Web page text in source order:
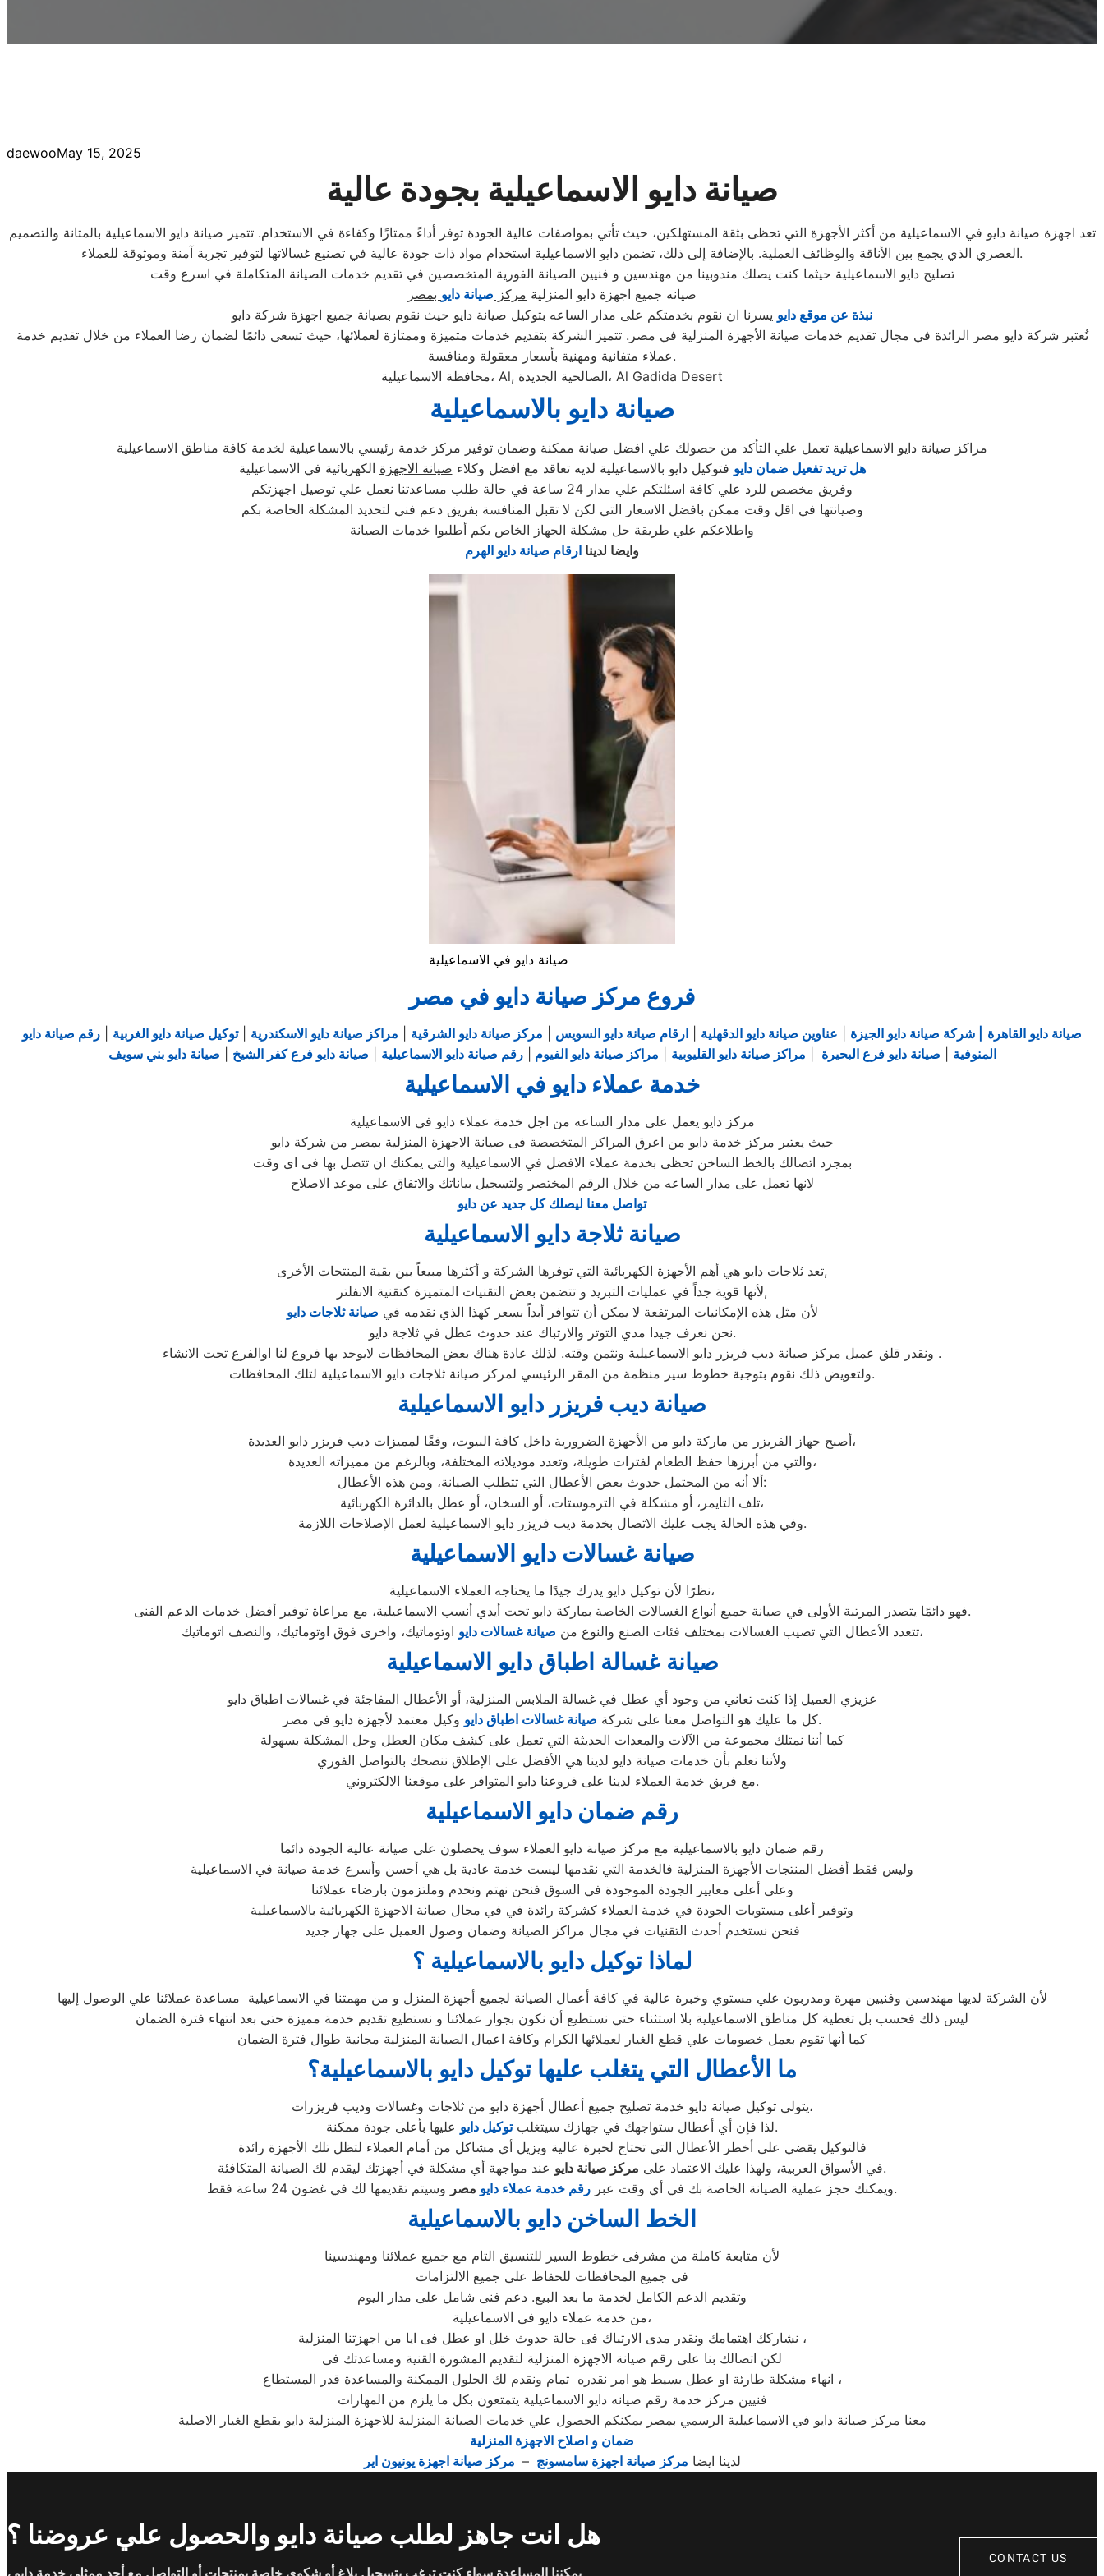
daewooMay 15, 2025
صيانة دايو الاسماعيلية بجودة عالية
تعد اجهزة صيانة دايو في الاسماعيلية من أكثر الأجهزة التي تحظى بثقة المستهلكين، حيث تأتي بمواصفات عالية الجودة توفر أداءً ممتازًا وكفاءة في الاستخدام. تتميز صيانة دايو الاسماعيلية بالمتانة والتصميم
العصري الذي يجمع بين الأناقة والوظائف العملية. بالإضافة إلى ذلك، تضمن دايو الاسماعيلية استخدام مواد ذات جودة عالية في تصنيع غسالاتها لتوفير تجربة آمنة وموثوقة للعملاء.
تصليح دايو الاسماعيلية حيثما كنت يصلك مندوبينا من مهندسين و فنيين الصيانة الفورية المتخصصين في تقديم خدمات الصيانة المتكاملة في اسرع وقت
صيانه جميع اجهزة دايو المنزلية مركز صيانة دايو بمصر
نبذة عن موقع دايو يسرنا ان نقوم بخدمتكم على مدار الساعه بتوكيل صيانة دايو حيث نقوم بصيانة جميع اجهزة شركة دايو
تُعتبر شركة دايو مصر الرائدة في مجال تقديم خدمات صيانة الأجهزة المنزلية في مصر. تتميز الشركة بتقديم خدمات متميزة وممتازة لعملائها، حيث تسعى دائمًا لضمان رضا العملاء من خلال تقديم خدمة
عملاء متفانية ومهنية بأسعار معقولة ومنافسة.
محافظة الاسماعيلية، Al, الصالحية الجديدة، Al Gadida Desert
صيانة دايو بالاسماعيلية
مراكز صيانة دايو الاسماعيلية تعمل علي التأكد من حصولك علي افضل صيانة ممكنة وضمان توفير مركز خدمة رئيسي بالاسماعيلية لخدمة كافة مناطق الاسماعيلية
هل تريد تفعيل ضمان دايو فتوكيل دايو بالاسماعيلية لديه تعاقد مع افضل وكلاء صيانة الاجهزة الكهربائية في الاسماعيلية
وفريق مخصص للرد علي كافة اسئلتكم علي مدار 24 ساعة في حالة طلب مساعدتنا نعمل علي توصيل اجهزتكم
وصيانتها في اقل وقت ممكن بافضل الاسعار التي لكن لا تقبل المنافسة بفريق دعم فني لتحديد المشكلة الخاصة بكم
واطلاعكم علي طريقة حل مشكلة الجهاز الخاص بكم أطلبوا خدمات الصيانة
وايضا لدينا ارقام صيانة دايو الهرم
صيانة دايو في الاسماعيلية
فروع مركز صيانة دايو في مصر
صيانة دايو القاهرة | شركة صيانة دايو الجيزة عناوين صيانة دايو الدقهلية ارقام صيانة دايو السويس مركز صيانة دايو الشرقية مراكز صيانة دايو الاسكندرية |توكيل صيانة دايو الغربية
رقم صيانة دايو
المنوفية
صيانة دايو فرع البحيرة مراكز صيانة دايو القليوبية مراكز صيانة دايو الفيوم |رقم صيانة دايو الاسماعيلية صيانة دايو فرع كفر الشيخ صيانة دايو بني سويف
خدمة عملاء دايو في الاسماعيلية
مركز دايو يعمل على مدار الساعه من اجل خدمة عملاء دايو في الاسماعيلية
حيث يعتبر مركز خدمة دايو من اعرق المراكز المتخصصة فى صيانة الاجهزة المنزلية بمصر من شركة دايو
بمجرد اتصالك بالخط الساخن تحظى بخدمة عملاء الافضل في الاسماعيلية والتى يمكنك ان تتصل بها فى اى وقت
لانها تعمل على مدار الساعه من خلال الرقم المختصر ولتسجيل بياناتك والاتفاق على موعد الاصلاح
تواصل معنا ليصلك كل جديد عن دايو
صيانة ثلاجة دايو الاسماعيلية
تعد ثلاجات دايو هي أهم الأجهزة الكهربائية التي توفرها الشركة و أكثرها مبيعاً بين بقية المنتجات الأخرى,
لأنها قوية جداً في عمليات التبريد و تتضمن بعض التقنيات المتميزة كتقنية الانفلتر,
لأن مثل هذه الإمكانيات المرتفعة لا يمكن أن تتوافر أبداً بسعر كهذا الذي نقدمه في صيانة ثلاجات دايو
نحن نعرف جيدا مدي التوتر والارتباك عند حدوث عطل في ثلاجة دايو.
ونقدر قلق عميل مركز صيانة ديب فريزر دايو الاسماعيلية ونثمن وقته. لذلك عادة هناك بعض المحافظات لايوجد بها فروع لنا اوالفرع تحت الانشاء .
ولتعويض ذلك نقوم بتوجية خطوط سير منظمة من المقر الرئيسي لمركز صيانة ثلاجات دايو الاسماعيلية لتلك المحافظات.
صيانة ديب فريزر دايو الاسماعيلية
أصبح جهاز الفريزر من ماركة دايو من الأجهزة الضرورية داخل كافة البيوت، وفقًا لمميزات ديب فريزر دايو العديدة،
والتي من أبرزها حفظ الطعام لفترات طويلة، وتعدد موديلاته المختلفة، وبالرغم من مميزاته العديدة،
ألا أنه من المحتمل حدوث بعض الأعطال التي تتطلب الصيانة، ومن هذه الأعطال:
تلف التايمر، أو مشكلة في الترموستات، أو السخان، أو عطل بالدائرة الكهربائية،
وفي هذه الحالة يجب عليك الاتصال بخدمة ديب فريزر دايو الاسماعيلية لعمل الإصلاحات اللازمة.
صيانة غسالات دايو الاسماعيلية
نظرًا لأن توكيل دايو يدرك جيدًا ما يحتاجه العملاء الاسماعيلية،
فهو دائمًا يتصدر المرتبة الأولى في صيانة جميع أنواع الغسالات الخاصة بماركة دايو تحت أيدي أنسب الاسماعيلية، مع مراعاة توفير أفضل خدمات الدعم الفنى.
تتعدد الأعطال التي تصيب الغسالات بمختلف فئات الصنع والنوع من صيانة غسالات دايو اوتوماتيك، واخرى فوق اوتوماتيك، والنصف اتوماتيك،
صيانة غسالة اطباق دايو الاسماعيلية
عزيزي العميل إذا كنت تعاني من وجود أي عطل في غسالة الملابس المنزلية، أو الأعطال المفاجئة في غسالات اطباق دايو
كل ما عليك هو التواصل معنا على شركة صيانة غسالات اطباق دايو
وكيل معتمد لأجهزة دايو في مصر.
كما أننا نمتلك مجموعة من الآلات والمعدات الحديثة التي تعمل على كشف مكان العطل وحل المشكلة بسهولة
ولأننا نعلم بأن خدمات صيانة دايو لدينا هي الأفضل على الإطلاق ننصحك بالتواصل الفوري
مع فريق خدمة العملاء لدينا على فروعنا دايو المتوافر على موقعنا الالكتروني.
رقم ضمان دايو الاسماعيلية
رقم ضمان دايو بالاسماعيلية مع مركز صيانة دايو العملاء سوف يحصلون على صيانة عالية الجودة دائما
وليس فقط أفضل المنتجات الأجهزة المنزلية فالخدمة التي نقدمها ليست خدمة عادية بل هي أحسن وأسرع خدمة صيانة في الاسماعيلية
وعلى أعلى معايير الجودة الموجودة في السوق فنحن نهتم ونخدم وملتزمون بارضاء عملائنا
وتوفير أعلى مستويات الجودة في خدمة العملاء كشركة رائدة في في مجال صيانة الاجهزة الكهربائية بالاسماعيلية
فنحن نستخدم أحدث التقنيات في مجال مراكز الصيانة وضمان وصول العميل على جهاز جديد
لماذا توكيل دايو بالاسماعيلية ؟
لأن الشركة لديها مهندسين وفنيين مهرة ومدربون علي مستوي وخبرة عالية في كافة أعمال الصيانة لجميع أجهزة المنزل و من مهمتنا في الاسماعيلية مساعدة عملائنا علي الوصول إليها
ليس ذلك فحسب بل تغطية كل مناطق الاسماعيلية بلا استثناء حتي نستطيع أن نكون بجوار عملائنا و نستطيع تقديم خدمة مميزة حتي بعد انتهاء فترة الضمان
كما أنها تقوم بعمل خصومات علي قطع الغيار لعملائها الكرام وكافة اعمال الصيانة المنزلية مجانية طوال فترة الضمان
ما الأعطال التي يتغلب عليها توكيل دايو بالاسماعيلية؟
يتولى توكيل صيانة دايو خدمة تصليح جميع أعطال أجهزة دايو من ثلاجات وغسالات وديب فريزرات،
لذا فإن أي أعطال ستواجهك في جهازك سيتغلبتوكيل دايو
عليها بأعلى جودة ممكنة.
فالتوكيل يقضي على أخطر الأعطال التي تحتاج لخبرة عالية ويزيل أي مشاكل من أمام العملاء لتظل تلك الأجهزة رائدة
في الأسواق العربية، ولهذا عليك الاعتماد على مركز صيانة دايو
عند مواجهة أي مشكلة في أجهزتك ليقدم لك الصيانة المتكافئة.
ويمكنك حجز عملية الصيانة الخاصة بك في أي وقت عبر رقم خدمة عملاء دايو مصر وسيتم تقديمها لك في غضون 24 ساعة فقط.
الخط الساخن دايو بالاسماعيلية
لأن متابعة كاملة من مشرفى خطوط السير للتنسيق التام مع جميع عملائنا ومهندسينا
فى جميع المحافظات للحفاظ على جميع الالتزامات
وتقديم الدعم الكامل لخدمة ما بعد البيع. دعم فنى شامل على مدار اليوم
من خدمة عملاء دايو فى الاسماعيلية،
نشاركك اهتمامك ونقدر مدى الارتباك فى حالة حدوث خلل او عطل فى ايا من اجهزتنا المنزلية ،
لكن اتصالك بنا على رقم صيانة الاجهزة المنزلية لتقديم المشورة القنية ومساعدتك فى
انهاء مشكلة طارئة او عطل بسيط هو امر نقدره تمام ونقدم لك الحلول الممكنة والمساعدة قدر المستطاع ،
فنيين مركز خدمة رقم صيانه دايو الاسماعيلية يتمتعون بكل ما يلزم من المهارات
معنا مركز صيانة دايو في الاسماعيلية الرسمي بمصر يمكنكم الحصول علي خدمات الصيانة المنزلية للاجهزة المنزلية دايو بقطع الغيار الاصلية
ضمان و اصلاح الاجهزة المنزلية
لدينا ايضا مركز صيانة اجهزة سامسونج – مركز صيانة اجهزة يونيون اير
هل انت جاهز لطلب صيانة دايو والحصول علي عروضنا ؟
يمكننا المساعدة سواء كنت ترغب بتسجيل بلاغ أو شكوى خاصة بمنتجات أو التواصل مع أحد ممثلي خدمة دايو ،
CONTACT US